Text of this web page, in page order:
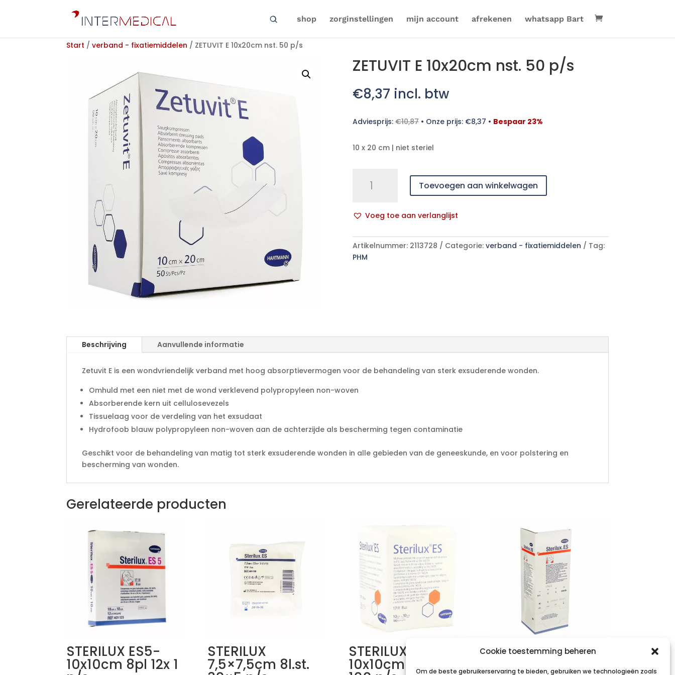
Cookie toestemming beheren
Om de beste gebruikerservaring te bieden, gebruiken we technologieën zoals
shop zorginstellingen mijn account afrekenen whatsapp Bart
Start / verband - fixatiemiddelen / ZETUVIT E 10x20cm nst. 50 p/s
ZETUVIT E 10x20cm nst. 50 p/s
€8,37 incl. btw
Adviesprijs:€10,87• Onze prijs: €8,37 • Bespaar 23%
10 x 20 cm | niet steriel
50
aantal
Toevoegen aan winkelwagen
Voeg toe aan verlanglijst
l
t
e
:
Artikelnummer: 2113728 Categorie: verband - fixatiemiddelen
Tag:
PHM
Beschrijving Aanvullende informatie
Zetuvit E is een wondvriendelijk verband met hoog absorptievermogen voor de behandeling van sterk exsuderende wonden.
Omhuld met een niet met de wond verklevend polypropyleen non-woven
Absorberende kern uit cellulosevezels
Tissuelaag voor de verdeling van het exsudaat
Hydrofoob blauw polypropyleen non-woven aan de achterzijde als bescherming tegen contaminatie
Geschikt voor de behandeling van matig tot sterk exsuderende wonden in alle gebieden van de geneeskunde, en voor polstering en
bescherming van wonden.
Gerelateerde producten
STERILUX ES5-
10x10cm 8pl 12x 1
STERILUX
7,5×7,5cm 8l.st.
STERILUX ES
10x10cm 8l.nst.
STERILUX ES
5x5cm 8l.st. 40×5